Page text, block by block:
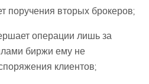
поручения вторых брокеров;
операции лишь за
биржи ему не
клиентов;